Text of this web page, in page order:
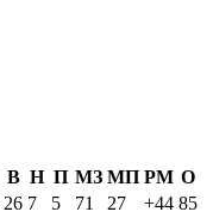
В Н П МЗ МП РМ О
26 7 5 71 27 +44 85